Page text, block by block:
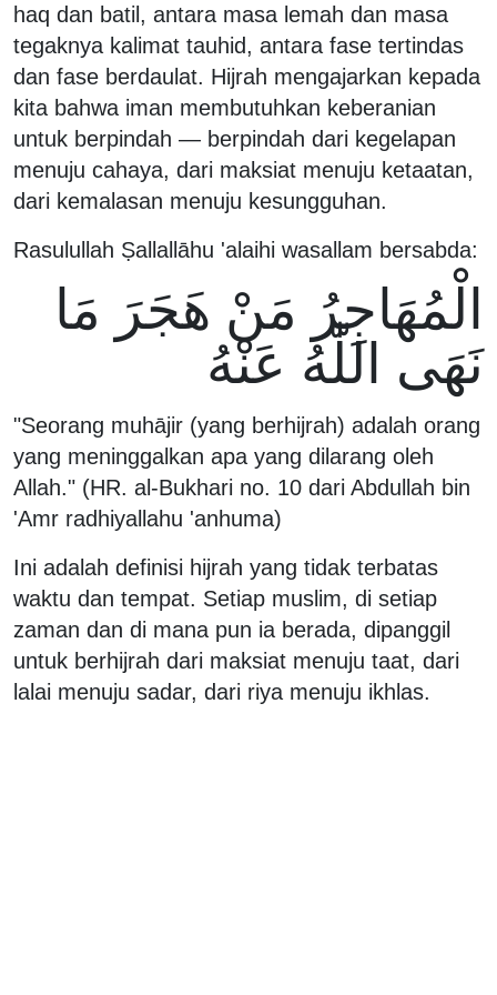
haq dan batil, antara masa lemah dan masa
tegaknya kalimat tauhid, antara fase tertindas
dan fase berdaulat. Hijrah mengajarkan kepada
kita bahwa iman membutuhkan keberanian
untuk berpindah — berpindah dari kegelapan
menuju cahaya, dari maksiat menuju ketaatan,
dari kemalasan menuju kesungguhan.
Rasulullah Ṣallallāhu 'alaihi wasallam bersabda:
الْمُهَاجِرُ مَنْ هَجَرَ مَا
نَهَى اللّٰهُ عَنْهُ
"Seorang muhājir (yang berhijrah) adalah orang
yang meninggalkan apa yang dilarang oleh
Allah." (HR. al-Bukhari no. 10 dari Abdullah bin
'Amr radhiyallahu 'anhuma)
Ini adalah definisi hijrah yang tidak terbatas
waktu dan tempat. Setiap muslim, di setiap
zaman dan di mana pun ia berada, dipanggil
untuk berhijrah dari maksiat menuju taat, dari
lalai menuju sadar, dari riya menuju ikhlas.